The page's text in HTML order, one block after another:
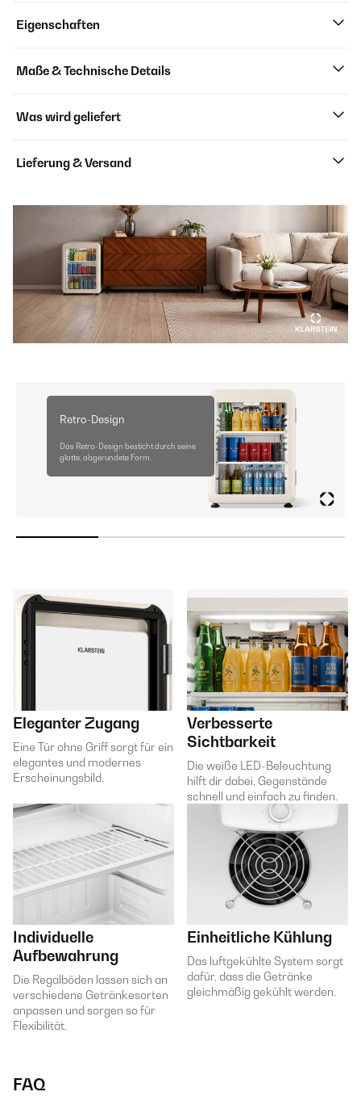
Eigenschaften
Maße & Technische Details
Was wird geliefert
Lieferung & Versand
Retro-Design
Das Retro-Design besticht durch seine
glatte, abgerundete Form.
Eleganter Zugang
Eine Tür ohne Griff sorgt für ein
elegantes und modernes
Erscheinungsbild.
Verbesserte
Sichtbarkeit
Die weiße LED-Beleuchtung
hilft dir dabei, Gegenstände
schnell und einfach zu finden.
Individuelle
Aufbewahrung
Die Regalböden lassen sich an
verschiedene Getränkesorten
anpassen und sorgen so für
Flexibilität.
Einheitliche Kühlung
Das luftgekühlte System sorgt
dafür, dass die Getränke
gleichmäßig gekühlt werden.
FAQ